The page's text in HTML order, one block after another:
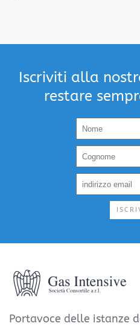
Iscriviti alla
restare
Portavoce delle istanze